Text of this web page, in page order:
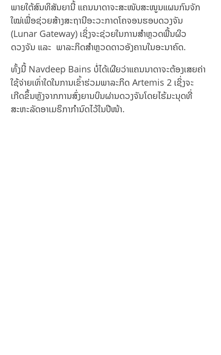
ພາຍໃຕ້ສົນທິສັນຍານີ້ ແຄນນາດາຈະສະໜັບສະໜູນແຜນກົນຈັກ
ໃໝ່ເພື່ອຊ່ວຍສ້າງສະຖານີອະວະກາດໂຄຈອນຮອບດວງຈັນ
(Lunar Gateway) ເຊິ່ງຈະຊ່ວຍໃນການສຳຫຼວດພື້ນຜິວ
ດວງຈັນ ແລະ ພາລະກິດສຳຫຼວດດາວອັງຄານໃນອະນາຄົດ.
ທັ້ງນີ້ Navdeep Bains ບໍ່ໄດ້ເຜີຍວ່າແຄນນາດາຈະຕ້ອງເສຍຄ່າ
ໃຊ້ຈ່າຍເທົ່າໃດໃນການເຂົ້າຮ່ວມພາລະກິດ Artemis 2 ເຊິ່ງຈະ
ເກີດຂຶ້ນຫຼັງຈາກການສົ່ງຍານບິນຜ່ານດວງຈັນໂດຍໄຮ້ມະນຸດທີ່
ສະຫະລັດອາເມຣິກາກຳນົດໄວ້ໃນປີໜ້າ.